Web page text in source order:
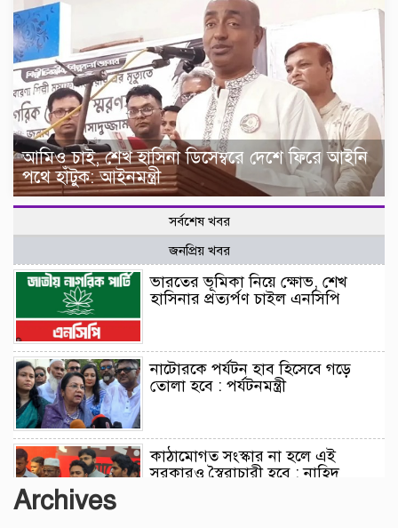
আমিও চাই, শেখ হাসিনা ডিসেম্বরে দেশে ফিরে আইনি
পথে হাঁটুক: আইনমন্ত্রী
সর্বশেষ খবর
জনপ্রিয় খবর
ভারতের ভূমিকা নিয়ে ক্ষোভ, শেখ
হাসিনার প্রত্যর্পণ চাইল এনসিপি
নাটোরকে পর্যটন হাব হিসেবে গড়ে
তোলা হবে : পর্যটনমন্ত্রী
কাঠামোগত সংস্কার না হলে এই
সরকারও স্বৈরাচারী হবে : নাহিদ
Archives